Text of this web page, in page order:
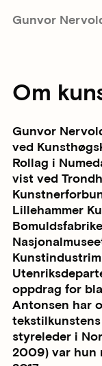
Gunvor
Om
Gunvor
ved
Rollag i
vist ved
Lillehammer
oppdrag for
Antonsen har
styreleder i
2009) var hun